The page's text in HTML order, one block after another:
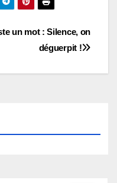
un mot : Silence, on
déguerpit !